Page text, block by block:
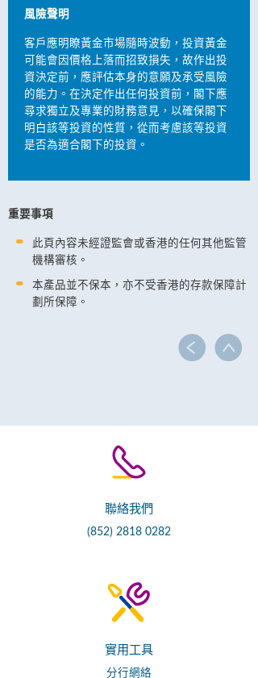
風險聲明
客戶應明瞭黃金市場隨時波動，投資黃金
可能會因價格上落而招致損失，故作出投
資決定前，應評估本身的意願及承受風險
的能力。在決定作出任何投資前，閣下應
尋求獨立及專業的財務意見，以確保閣下
明白該等投資的性質，從而考慮該等投資
是否為適合閣下的投資。
重要事項
此頁內容未經證監會或香港的任何其他監管
機構審核。
本產品並不保本，亦不受香港的存款保障計
劃所保障。
聯絡我們
(852) 2818 0282
實用工具
分行網絡